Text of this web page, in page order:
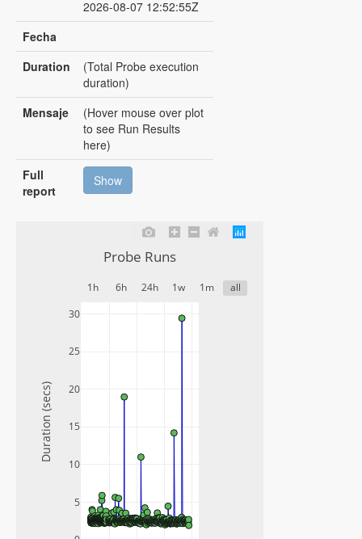
2026-08-07 12:52:55Z
Fecha
Duration
(Total Probe execution
duration)
Mensaje
(Hover mouse over plot
to see Run Results
here)
Full
report
Show
5
10
15
20
25
30
1h 6h 24h 1w 1m all
Probe Runs
Duration (secs)